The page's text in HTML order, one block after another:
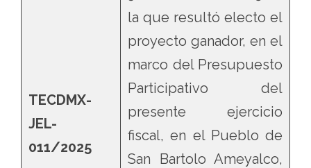
TECDMX-
JEL-
011/2025
la que resultó electo el
proyecto ganador, en el
marco del Presupuesto
Participativo del
presente ejercicio
fiscal, en el Pueblo de
San Bartolo Ameyalco,